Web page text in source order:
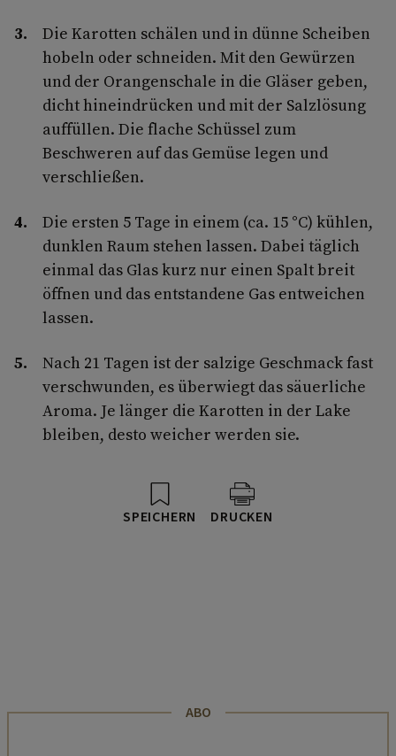
Die Karotten schälen und in dünne Scheiben
hobeln oder schneiden. Mit den Gewürzen
und der Orangenschale in die Gläser geben,
dicht hineindrücken und mit der Salzlösung
auffüllen. Die flache Schüssel zum
Beschweren auf das Gemüse legen und
verschließen.
Die ersten 5 Tage in einem (ca. 15 °C) kühlen,
dunklen Raum stehen lassen. Dabei täglich
einmal das Glas kurz nur einen Spalt breit
öffnen und das entstandene Gas entweichen
lassen.
Nach 21 Tagen ist der salzige Geschmack fast
verschwunden, es überwiegt das säuerliche
Aroma. Je länger die Karotten in der Lake
bleiben, desto weicher werden sie.
SPEICHERN DRUCKEN
ABO